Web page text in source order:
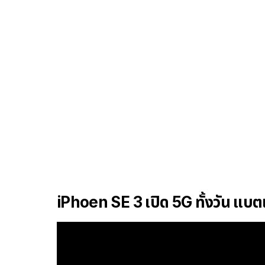
iPhoen SE 3 เปิด 5G ทั้งวัน แบต